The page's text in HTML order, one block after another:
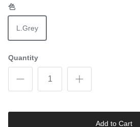
色
L.Grey
Quantity
Add to Cart